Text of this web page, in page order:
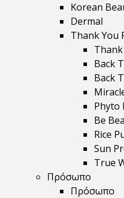
Korean
Dermal
Thank You
Back
Back
Phyto
Be
Rice
Sun
True
Πρόσωπο
Πρόσωπο